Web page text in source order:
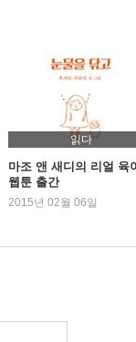
읽다
마조 앤 새디의 리얼 육
웹툰 출간
2015년 02월 06일